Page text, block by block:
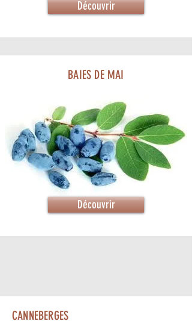
Découvrir
BAIES DE MAI
Découvrir
CANNEBERGES